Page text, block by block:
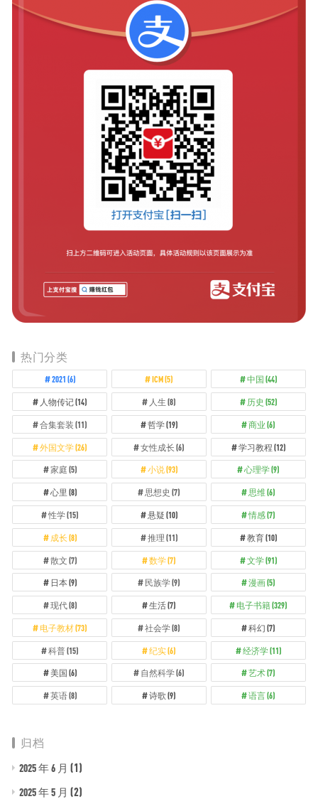
热门分类
2021 (6) ICM(5) 中国 (44)
人物传记(14) 人生 (8) 历史 (52)
合集套装 (11) 哲学(19) 商业 (6)
外国文学(26) 女性成长 (6) 学习教程 (12)
家庭 (5) 小说(93) 心理学(9)
心里 (8) 思想史 (7) 思维(6)
性学(15) 悬疑 (10) 情感(7)
成长 (8) 推理 (11) 教育(10)
散文 (7) 数学(7) 文学(91)
日本(9) 民族学(9) 漫画(5)
现代(8) 生活(7) 电子书籍(329)
电子教材(73) 社会学(8) 科幻 (7)
科普(15) 纪实(6) 经济学(11)
美国 (6) 自然科学(6) 艺术(7)
英语(8) 诗歌 (9) 语言(6)
归档
2025 年 6 月 (1)
2025 年 5 月 (2)